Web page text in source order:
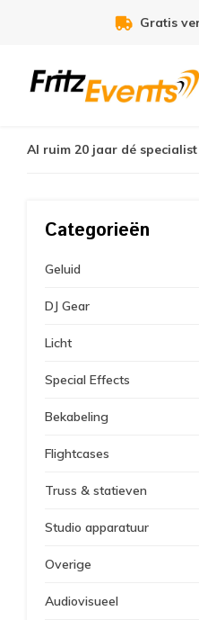
Gratis
Al ruim 20 jaar dé
Categorieën
Geluid
DJ Gear
Licht
Special Effects
Bekabeling
Flightcases
Truss & statieven
Studio apparatuur
Overige
Audiovisueel